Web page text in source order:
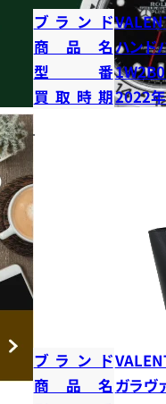
ブランド
商品名ハンド
型番
買取時期2022
ブランド
商品名 ガラヴ